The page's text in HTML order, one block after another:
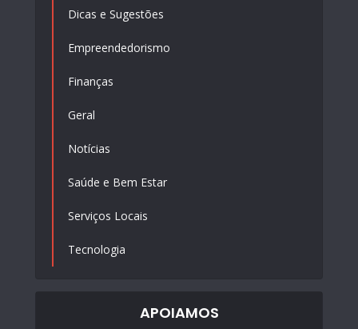
Dicas e Sugestões
Empreendedorismo
Finanças
Geral
Notícias
Saúde e Bem Estar
Serviços Locais
Tecnologia
APOIAMOS